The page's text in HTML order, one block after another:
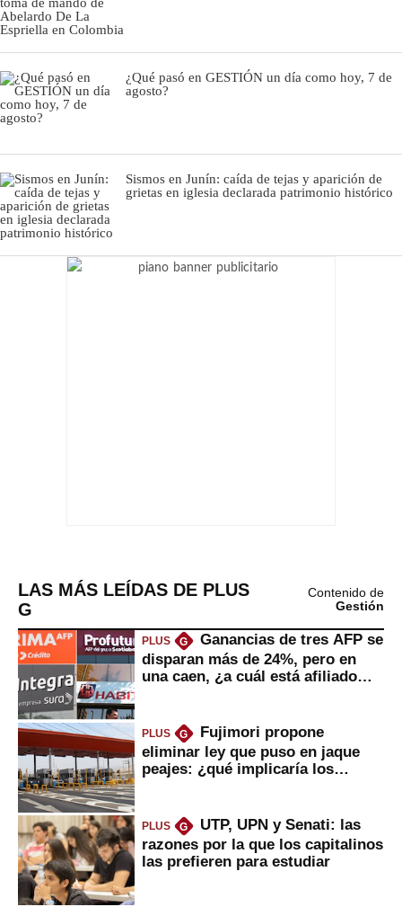
¿Qué pasó en GESTIÓN un día como hoy, 7 de
agosto?
Sismos en Junín: caída de tejas y aparición de
grietas en iglesia declarada patrimonio histórico
LAS MÁS LEÍDAS DE PLUS
G
Contenido de
Gestión
PLUS G
Ganancias de tres AFP se
disparan más de 24%, pero en
una caen, ¿a cuál está afiliado
PLUS G
Fujimori propone
eliminar ley que puso en jaque
peajes: ¿qué implicaría los
PLUS G
UTP, UPN y Senati: las
razones por la que los capitalinos
las prefieren para estudiar